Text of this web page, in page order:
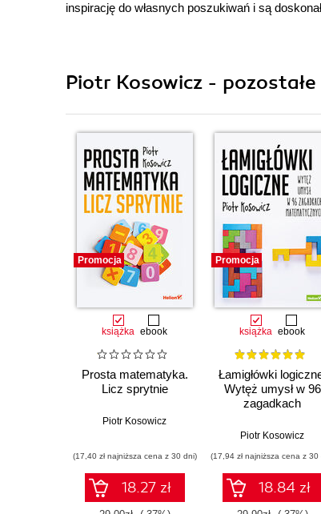
inspirację do własnych poszukiwań i są
Piotr Kosowicz -
Promocja
książka ebook
Prosta matematyka.
Licz sprytnie
Piotr Kosowicz
(17,40 zł najniższa cena z 30 dni)
18.27 zł
Promocja
książka ebook
Łamigłówki
Wytęż umysł w 96
zagadkach
Piotr Kosowicz
(17,94 zł najniższa cena z 30
18.84 zł